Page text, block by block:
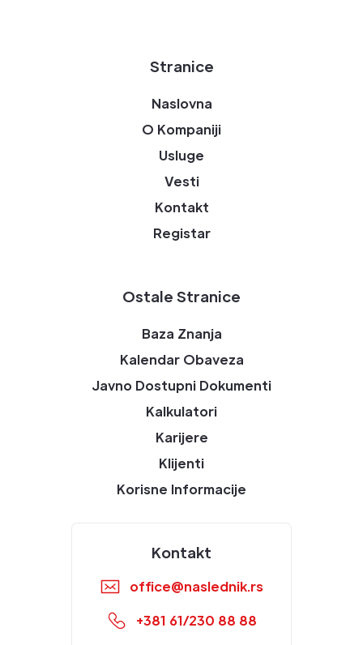
Stranice
Naslovna
O Kompaniji
Usluge
Vesti
Kontakt
Registar
Ostale Stranice
Baza Znanja
Kalendar Obaveza
Javno Dostupni Dokumenti
Kalkulatori
Karijere
Klijenti
Korisne Informacije
Kontakt
office@naslednik.rs
+381 61/230 88 88